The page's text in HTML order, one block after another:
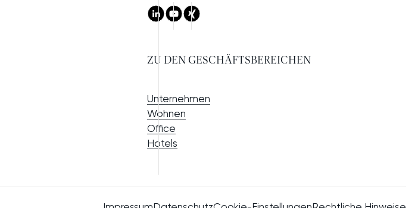
LinkedInYoutube
ZU DEN GESCHÄFTSBEREICHEN
Unternehmen
Wohnen
Office
Hotels